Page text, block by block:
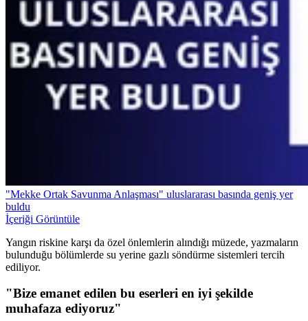
"Mekke Ortak Savunma Anlaşması" uluslararası basında geniş yer
buldu
İçeriği Görüntüle
Yangın riskine karşı da özel önlemlerin alındığı müzede, yazmaların
bulunduğu bölümlerde su yerine gazlı söndürme sistemleri tercih
ediliyor.
"Bize emanet edilen bu eserleri en iyi şekilde
muhafaza ediyoruz"